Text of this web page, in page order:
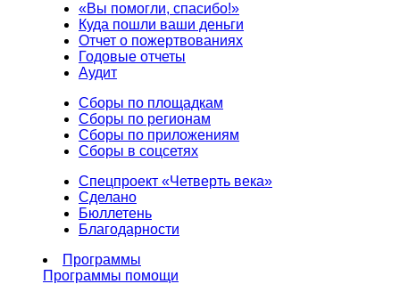
«Вы помогли, спасибо!»
Куда пошли ваши деньги
Отчет о пожертвованиях
Годовые отчеты
Аудит
Сборы по площадкам
Сборы по регионам
Сборы по приложениям
Сборы в соцсетях
Спецпроект «Четверть века»
Сделано
Бюллетень
Благодарности
Программы
Программы помощи